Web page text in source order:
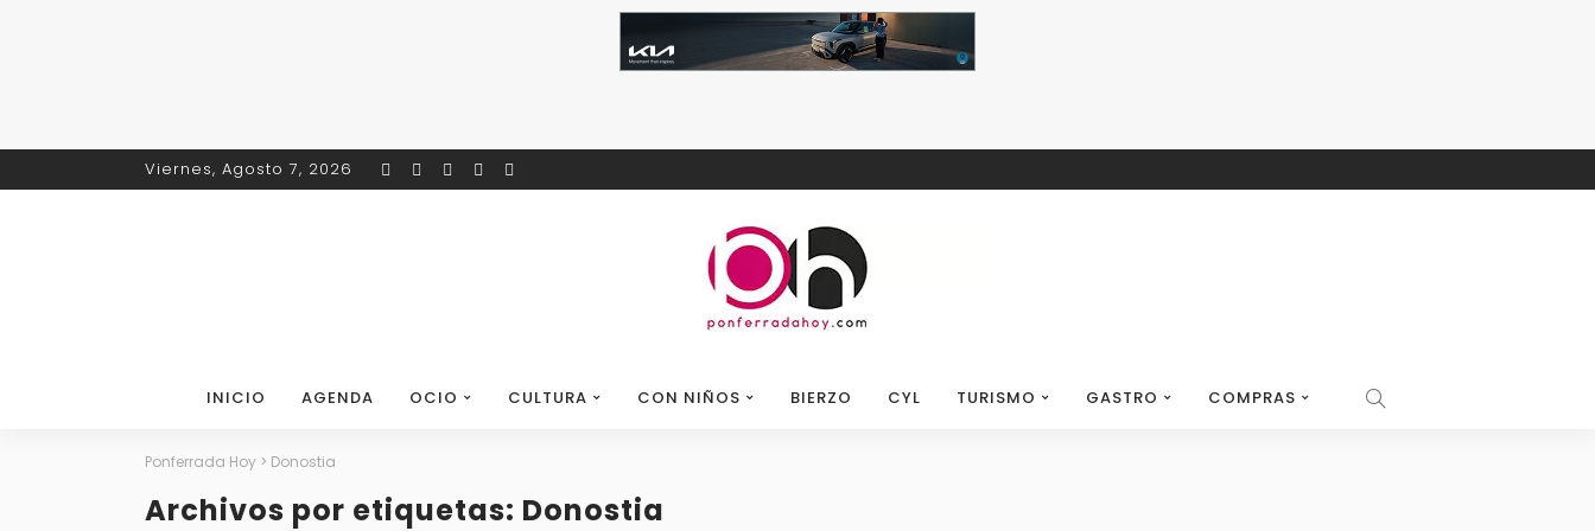
Viernes, Agosto 7, 2026
INICIO AGENDA OCIO CULTURA CON NIÑOS BIERZO CYL TURISMO GASTRO COMPRAS
Ponferrada Hoy > Donostia
Archivos por etiquetas: Donostia